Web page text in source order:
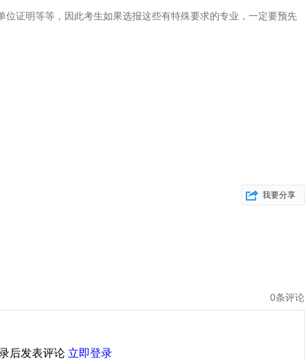
证明等等，因此考生如果选报这些有特殊要求的专业，一定要预先
我要分享
0条评论
后发表评论 立即登录